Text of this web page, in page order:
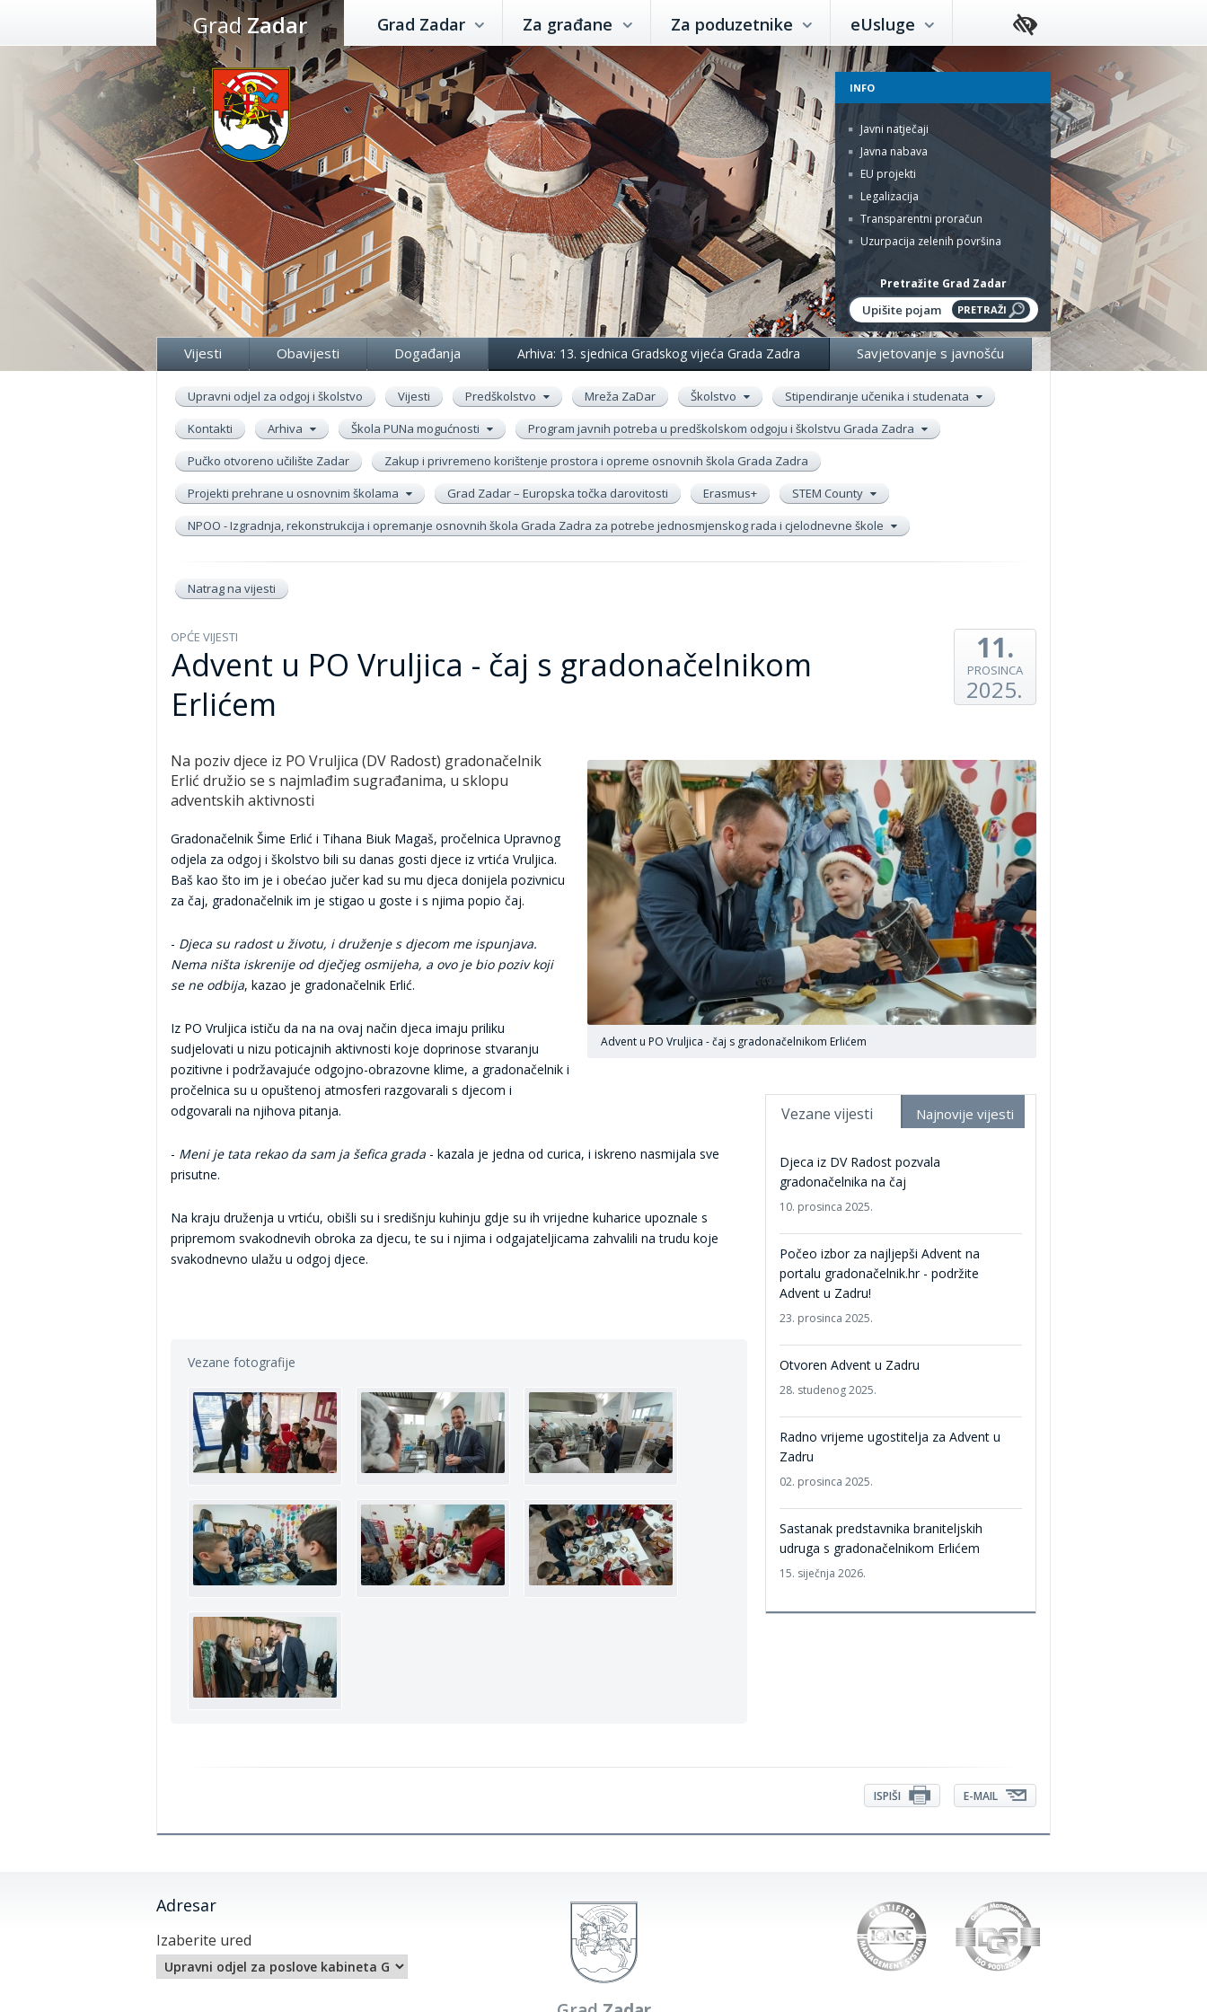
Preskoči
na
sadržaj
GradZadar Grad Zadar Za građane Za poduzetnike eUsluge
INFO
Javni natječaji
Javna nabava
EU projekti
Legalizacija
Transparentni proračun
Uzurpacija zelenih površina
Pretražite Grad Zadar
Vijesti Obavijesti Događanja Arhiva: 13. sjednica Gradskog vijeća Grada Zadra Savjetovanje s javnošću
Upravni odjel za odgoj i školstvo Vijesti Predškolstvo Mreža ZaDar Školstvo
Stipendiranje učenika i studenata
Kontakti
Arhiva Škola PUNa mogućnosti
Program javnih potreba u predškolskom odgoju i školstvu Grada Zadra
Pučko otvoreno učilište Zadar
Zakup i privremeno korištenje prostora i opreme osnovnih škola Grada Zadra
Projekti prehrane u osnovnim školama
Grad Zadar – Europska točka darovitosti Erasmus+
STEM County
NPOO - Izgradnja, rekonstrukcija i opremanje osnovnih škola Grada Zadra za potrebe jednosmjenskog rada i cjelodnevne škole
Natrag na vijesti
OPĆE VIJESTI
Advent u PO Vruljica - čaj s gradonačelnikom
Erlićem
11.
PROSINCA
2025.
Advent u PO Vruljica - čaj s gradonačelnikom Erlićem
Vezane vijesti Najnovije vijesti
Djeca iz DV Radost pozvala
gradonačelnika na čaj
10. prosinca 2025.
Počeo izbor za najljepši Advent na
portalu gradonačelnik.hr - podržite
Advent u Zadru!
23. prosinca 2025.
Otvoren Advent u Zadru
28. studenog 2025.
Radno vrijeme ugostitelja za Advent u
Zadru
02. prosinca 2025.
Sastanak predstavnika braniteljskih
udruga s gradonačelnikom Erlićem
15. siječnja 2026.
Na poziv djece iz PO Vruljica (DV Radost) gradonačelnik
Erlić družio se s najmlađim sugrađanima, u sklopu
adventskih aktivnosti
Gradonačelnik Šime Erlić i Tihana Biuk Magaš, pročelnica Upravnog
odjela za odgoj i školstvo bili su danas gosti djece iz vrtića Vruljica.
Baš kao što im je i obećao jučer kad su mu djeca donijela pozivnicu
za čaj, gradonačelnik im je stigao u goste i s njima popio čaj.
- Djeca su radost u životu, i druženje s djecom me ispunjava.
Nema ništa iskrenije od dječjeg osmijeha, a ovo je bio poziv koji
se ne odbija, kazao je gradonačelnik Erlić.
Iz PO Vruljica ističu da na na ovaj način djeca imaju priliku
sudjelovati u nizu poticajnih aktivnosti koje doprinose stvaranju
pozitivne i podržavajuće odgojno-obrazovne klime, a gradonačelnik i
pročelnica su u opuštenoj atmosferi razgovarali s djecom i
odgovarali na njihova pitanja.
- Meni je tata rekao da sam ja šefica grada - kazala je jedna od curica, i iskreno nasmijala sve
prisutne.
Na kraju druženja u vrtiću, obišli su i središnju kuhinju gdje su ih vrijedne kuharice upoznale s
pripremom svakodnevih obroka za djecu, te su i njima i odgajateljicama zahvalili na trudu koje
svakodnevno ulažu u odgoj djece.
Vezane fotografije
E-MAIL
ISPIŠI
Adresar
Izaberite ured